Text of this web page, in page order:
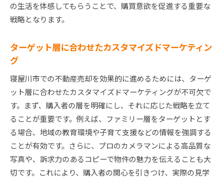
の生活を体感してもらうことで、購買意欲を促進する重要な
戦略となります。
ターゲット層に合わせたカスタマイズドマーケティン
グ
寝屋川市での不動産売却を効果的に進めるためには、ターゲ
ット層に合わせたカスタマイズドマーケティングが不可欠で
す。まず、購入者の層を明確にし、それに応じた戦略を立て
ることが重要です。例えば、ファミリー層をターゲットとす
る場合、地域の教育環境や子育て支援などの情報を強調する
ことが有効です。さらに、プロのカメラマンによる高品質な
写真や、訴求力のあるコピーで物件の魅力を伝えることも大
切です。これにより、購入者の関心を引きつけ、実際の見学